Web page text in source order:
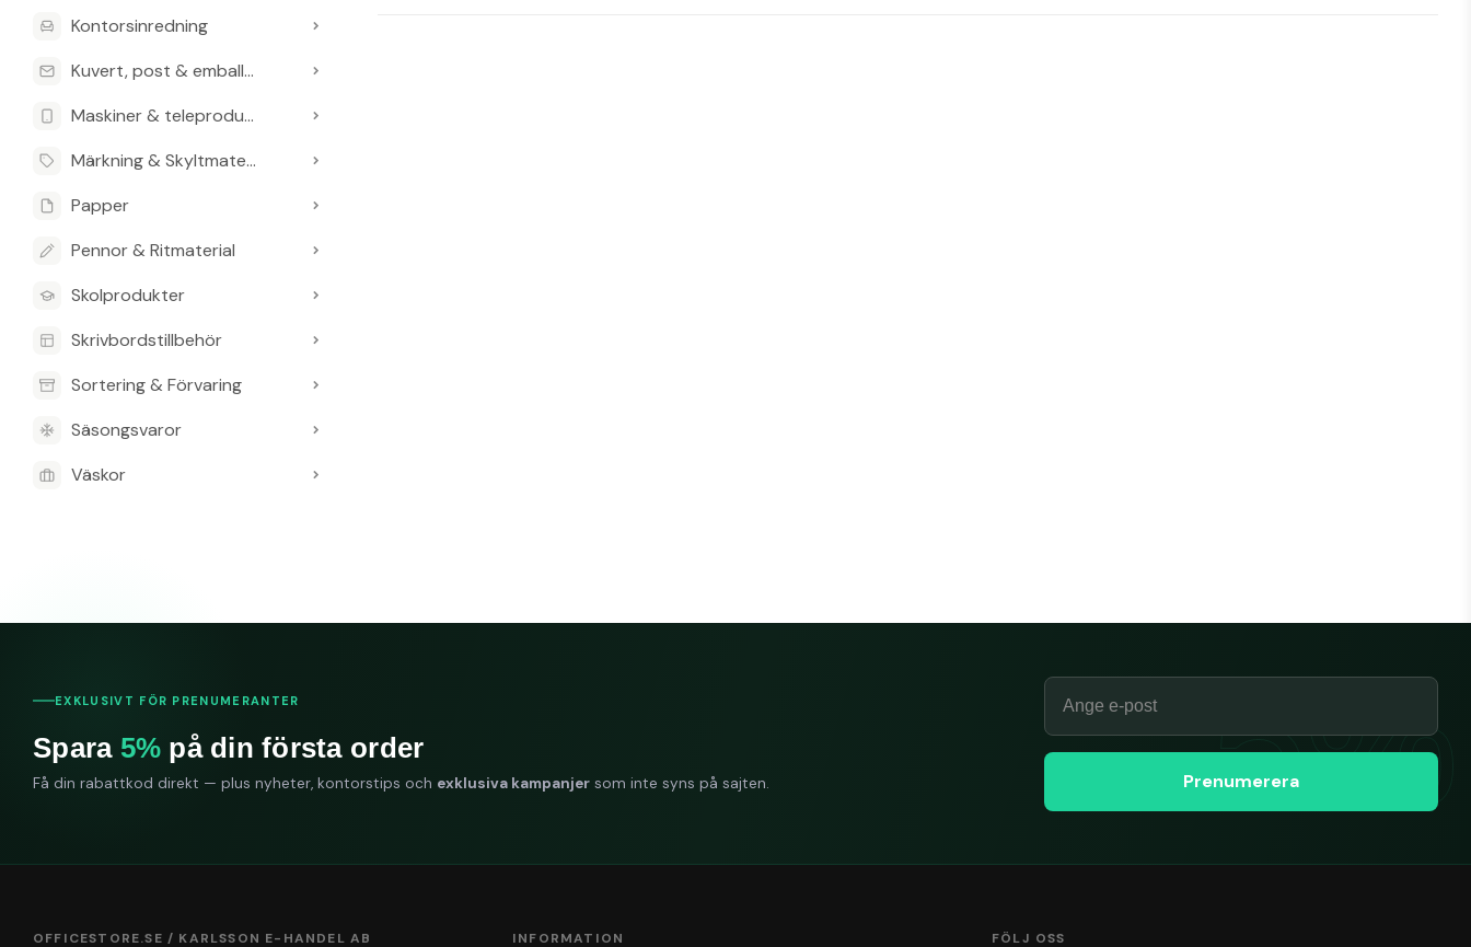
Kontorsinredning
Kuvert, post & emballage
Maskiner & teleprodukter
Märkning & Skyltmaterial
Papper
Pennor & Ritmaterial
Skolprodukter
Skrivbordstillbehör
Sortering & Förvaring
Säsongsvaror
Väskor
OFFICESTORE.SE / KARLSSON E-HANDEL AB INFORMATION FÖLJ OSS
EXKLUSIVT FÖR PRENUMERANTER
Spara 5% på din första order
Få din rabattkod direkt — plus nyheter, kontorstips och exklusiva kampanjer som inte syns på sajten.
Email
Prenumerera